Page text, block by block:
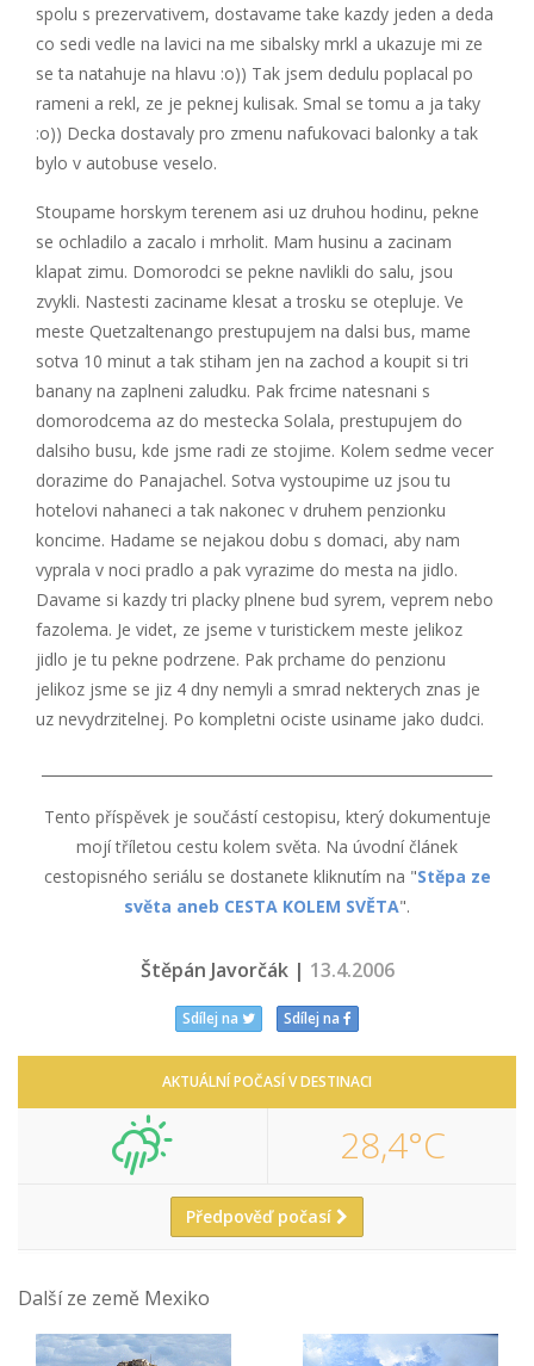
spolu s prezervativem, dostavame take kazdy jeden a deda
co sedi vedle na lavici na me sibalsky mrkl a ukazuje mi ze
se ta natahuje na hlavu :o)) Tak jsem dedulu poplacal po
rameni a rekl, ze je peknej kulisak. Smal se tomu a ja taky
:o)) Decka dostavaly pro zmenu nafukovaci balonky a tak
bylo v autobuse veselo.
Stoupame horskym terenem asi uz druhou hodinu, pekne
se ochladilo a zacalo i mrholit. Mam husinu a zacinam
klapat zimu. Domorodci se pekne navlikli do salu, jsou
zvykli. Nastesti zaciname klesat a trosku se otepluje. Ve
meste Quetzaltenango prestupujem na dalsi bus, mame
sotva 10 minut a tak stiham jen na zachod a koupit si tri
banany na zaplneni zaludku. Pak frcime natesnani s
domorodcema az do mestecka Solala, prestupujem do
dalsiho busu, kde jsme radi ze stojime. Kolem sedme vecer
dorazime do Panajachel. Sotva vystoupime uz jsou tu
hotelovi nahaneci a tak nakonec v druhem penzionku
koncime. Hadame se nejakou dobu s domaci, aby nam
vyprala v noci pradlo a pak vyrazime do mesta na jidlo.
Davame si kazdy tri placky plnene bud syrem, veprem nebo
fazolema. Je videt, ze jseme v turistickem meste jelikoz
jidlo je tu pekne podrzene. Pak prchame do penzionu
jelikoz jsme se jiz 4 dny nemyli a smrad nekterych znas je
uz nevydrzitelnej. Po kompletni ociste usiname jako dudci.
Tento příspěvek je součástí cestopisu, který dokumentuje
mojí tříletou cestu kolem světa. Na úvodní článek
cestopisného seriálu se dostanete kliknutím na "Stěpa ze
světa aneb CESTA KOLEM SVĚTA".
Štěpán Javorčák | 13.4.2006
Sdílej na Sdílej na
AKTUÁLNÍ POČASÍ V DESTINACI
28,4°C
Předpověď počasí
Další ze země Mexiko